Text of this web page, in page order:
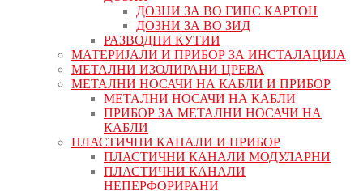
ДОЗНИ ЗА ВО ГИПС КАРТОН
ДОЗНИ ЗА ВО ЗИД
РАЗВОДНИ КУТИИ
МАТЕРИЈАЛИ И ПРИБОР ЗА ИНСТАЛАЦИЈА
МЕТАЛНИ ИЗОЛИРАНИ ЦРЕВА
МЕТАЛНИ НОСАЧИ НА КАБЛИ И ПРИБОР
МЕТАЛНИ НОСАЧИ НА КАБЛИ
ПРИБОР ЗА МЕТАЛНИ НОСАЧИ НА
КАБЛИ
ПЛАСТИЧНИ КАНАЛИ И ПРИБОР
ПЛАСТИЧНИ КАНАЛИ МОДУЛАРНИ
ПЛАСТИЧНИ КАНАЛИ
НЕПЕРФОРИРАНИ